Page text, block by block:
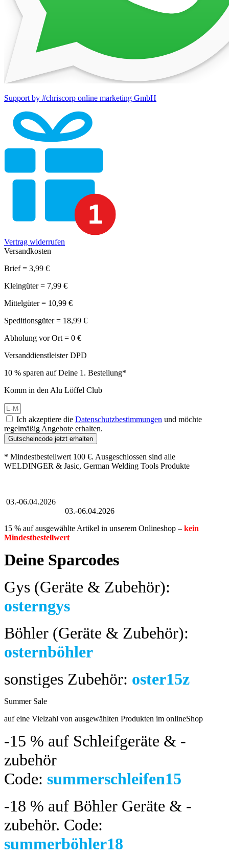
Support by #chriscorp online marketing GmbH
Vertrag widerrufen
Versandkosten
Brief = 3,99 €
Kleingüter = 7,99 €
Mittelgüter = 10,99 €
Speditionsgüter = 18,99 €
Abholung vor Ort = 0 €
Versanddienstleister DPD
10 % sparen auf Deine 1. Bestellung*
Komm in den Alu Löffel Club
Ich akzeptiere die Datenschutzbestimmungen und möchte
regelmäßig Angebote erhalten.
Gutscheincode jetzt erhalten
* Mindestbestellwert 100 €. Ausgeschlossen sind alle
WELDINGER & Jasic, German Welding Tools Produkte
03.-06.04.2026
03.-06.04.2026
15 % auf ausgewählte Artikel in unserem Onlineshop – kein
Mindestbestellwert
Deine Sparcodes
Gys (Geräte & Zubehör):
osterngys
Böhler (Geräte & Zubehör):
osternböhler
sonstiges Zubehör: oster15z
Summer Sale
auf eine Vielzahl von ausgewählten Produkten im onlineShop
-15 % auf Schleifgeräte & -
zubehör
Code: summerschleifen15
-18 % auf Böhler Geräte & -
zubehör. Code:
summerböhler18